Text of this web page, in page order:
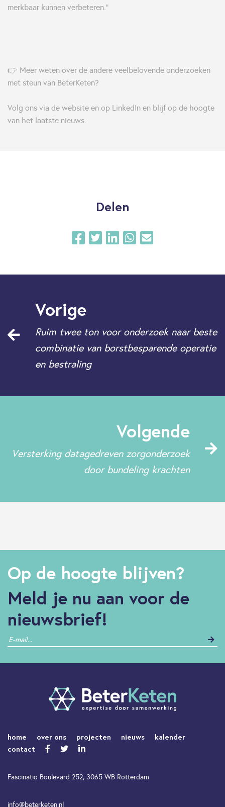
merkbaar kunnen verbeteren.”
👉 Meer weten over de andere veelbelovende onderzoeken
met steun van BeterKeten?
Volg ons via de website en op LinkedIn en blijf op de hoogte
van het laatste nieuws.
Delen
Vorige
Ruim twee ton voor onderzoek naar beste
combinatie van borstbesparende operatie
en bestraling
Volgende
Versterking datagedreven zorgonderzoek
door bundeling krachten
Op de hoogte blijven?
Meld je nu aan voor de
nieuwsbrief!
home over ons projecten nieuws
kalender
contact
Fascinatio Boulevard 252, 3065 WB Rotterdam
info@beterketen.nl